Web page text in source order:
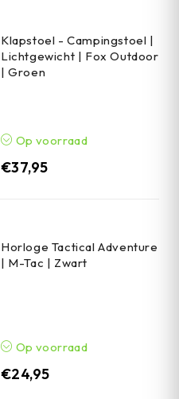
Klapstoel - Campingstoel |
Lichtgewicht | Fox Outdoor
| Groen
Op voorraad
€37,95
Horloge Tactical Adventure
| M-Tac | Zwart
Op voorraad
€24,95